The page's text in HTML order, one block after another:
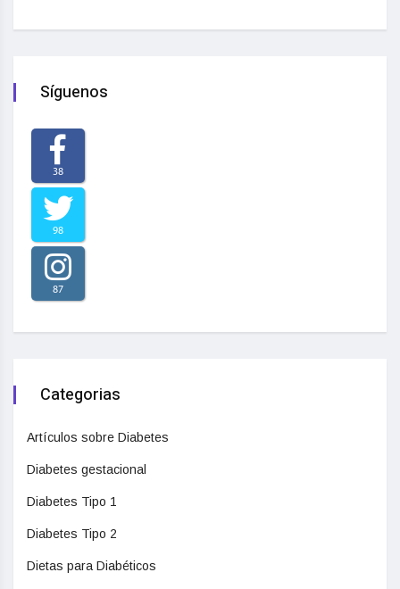
Síguenos
38
98
87
Categorias
Artículos sobre Diabetes
Diabetes gestacional
Diabetes Tipo 1
Diabetes Tipo 2
Dietas para Diabéticos